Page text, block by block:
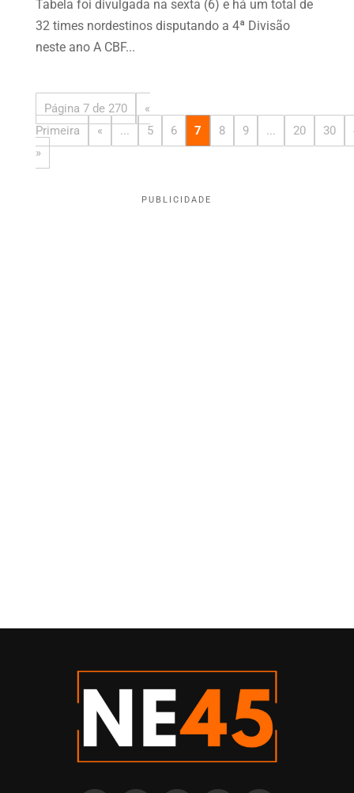
Tabela foi divulgada na sexta (6) e há um total de
32 times nordestinos disputando a 4ª Divisão
neste ano A CBF...
Página 7 de 270
«
Primeira
« ... 5 6 7 8 9 ... 20 30
»
PUBLICIDADE